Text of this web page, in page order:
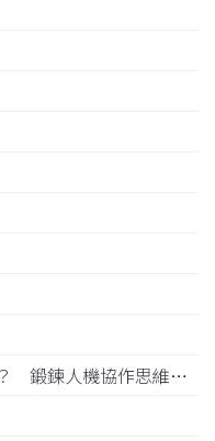
面對ＡＩ時代，親師準備好了嗎？ 鍛鍊人機協作思維 穩健航向未來